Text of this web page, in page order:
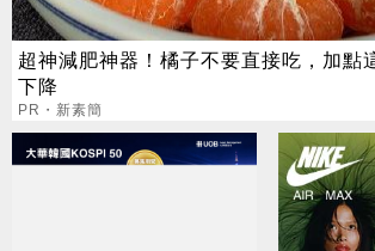
超神減肥神器！橘子不要直接吃，加點
下降
PR・新素簡